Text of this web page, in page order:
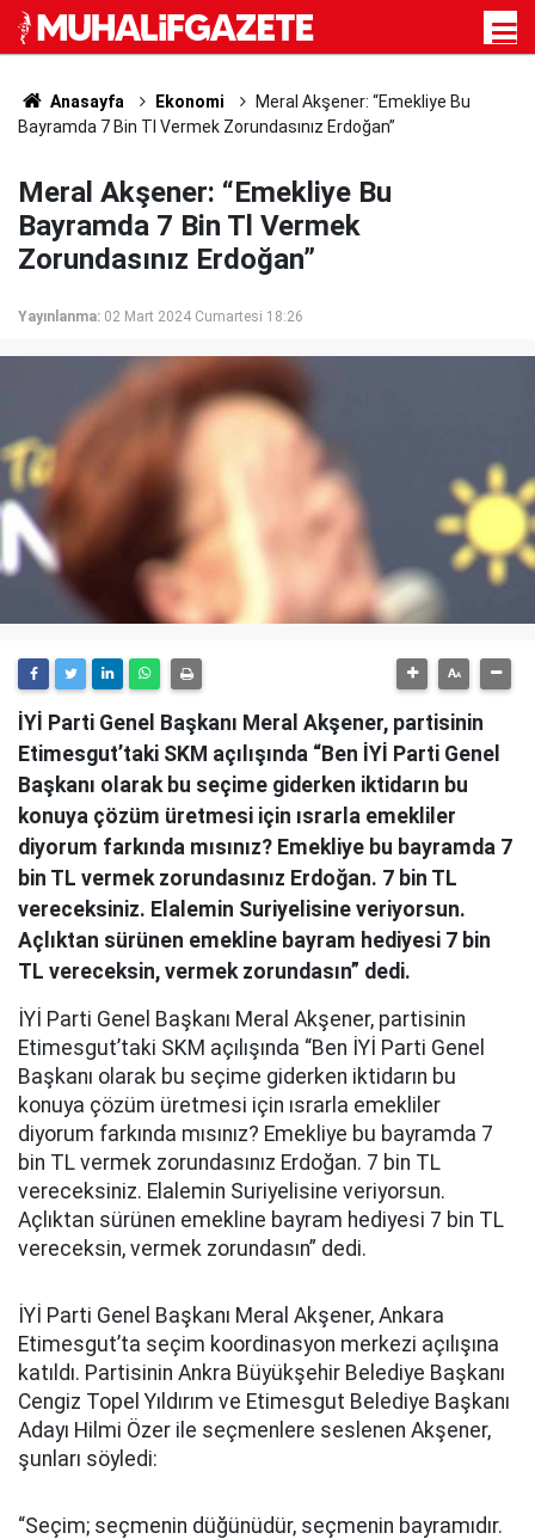
Anasayfa Ekonomi
Meral Akşener: “Emekliye Bu
Bayramda 7 Bin Tl Vermek Zorundasınız Erdoğan”
Meral Akşener: “Emekliye Bu
Bayramda 7 Bin Tl Vermek
Zorundasınız Erdoğan”
Yayınlanma: 02 Mart 2024 Cumartesi 18:26
İYİ Parti Genel Başkanı Meral Akşener, partisinin
Etimesgut’taki SKM açılışında “Ben İYİ Parti Genel
Başkanı olarak bu seçime giderken iktidarın bu
konuya çözüm üretmesi için ısrarla emekliler
diyorum farkında mısınız? Emekliye bu bayramda 7
bin TL vermek zorundasınız Erdoğan. 7 bin TL
vereceksiniz. Elalemin Suriyelisine veriyorsun.
Açlıktan sürünen emekline bayram hediyesi 7 bin
TL vereceksin, vermek zorundasın” dedi.
İYİ Parti Genel Başkanı Meral Akşener, partisinin
Etimesgut’taki SKM açılışında “Ben İYİ Parti Genel
Başkanı olarak bu seçime giderken iktidarın bu
konuya çözüm üretmesi için ısrarla emekliler
diyorum farkında mısınız? Emekliye bu bayramda 7
bin TL vermek zorundasınız Erdoğan. 7 bin TL
vereceksiniz. Elalemin Suriyelisine veriyorsun.
Açlıktan sürünen emekline bayram hediyesi 7 bin TL
vereceksin, vermek zorundasın” dedi.
İYİ Parti Genel Başkanı Meral Akşener, Ankara
Etimesgut’ta seçim koordinasyon merkezi açılışına
katıldı. Partisinin Ankra Büyükşehir Belediye Başkanı
Cengiz Topel Yıldırım ve Etimesgut Belediye Başkanı
Adayı Hilmi Özer ile seçmenlere seslenen Akşener,
şunları söyledi:
“Seçim; seçmenin düğünüdür, seçmenin bayramıdır.